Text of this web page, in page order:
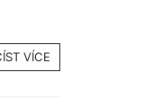
VÍCE